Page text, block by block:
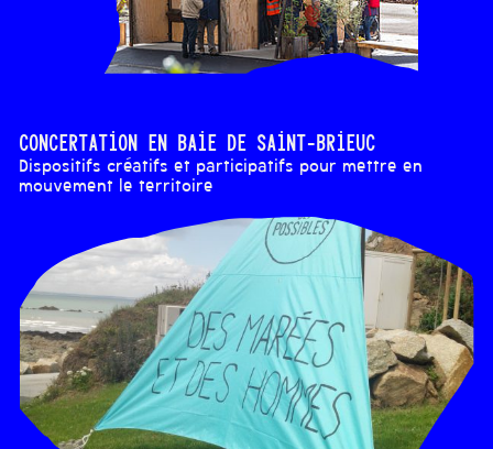
Concertation en Baie de Saint-Brieuc
Dispositifs créatifs et participatifs pour mettre en
mouvement le territoire